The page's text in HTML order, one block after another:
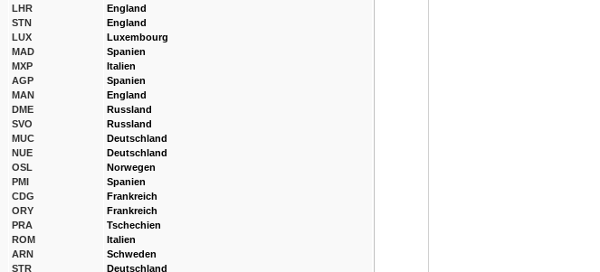
LHR
STN
LUX
MAD
MXP
AGP
MAN
DME
SVO
MUC
NUE
OSL
PMI
CDG
ORY
PRA
ROM
ARN
STR
England
England
Luxembourg
Spanien
Italien
Spanien
England
Russland
Russland
Deutschland
Deutschland
Norwegen
Spanien
Frankreich
Frankreich
Tschechien
Italien
Schweden
Deutschland